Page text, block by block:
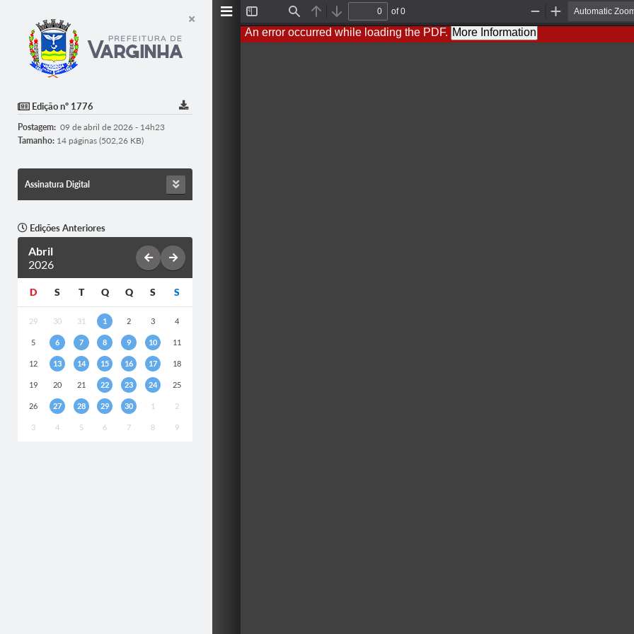
Edição nº 1776
Postagem: 09 de abril de 2026 - 14h23
Tamanho: 14 páginas (502,26 KB)
Assinatura Digital
Edições Anteriores
Abril
2026
D S T Q Q S S
29 30 31 1 2 3 4
5 6 7 8 9 10 11
12 13 14 15 16 17 18
19 20 21 22 23 24 25
26 27 28 29 30 1 2
3 4 5 6 7 8 9
Sidebar
Find Previous
Next
of 0
Out
An error occurred while loading the PDF. More Information